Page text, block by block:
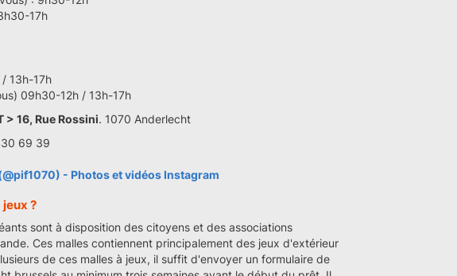
17h
13h-17h
09h30-12h / 13h-17h
> 16, Rue Rossini. 1070 Anderlecht
69 39
- Photos et vidéos Instagram
?
sont à disposition des citoyens et des associations
Ces malles contiennent principalement des jeux d'extérieur
de ces malles à jeux, il suffit d'envoyer un formulaire de